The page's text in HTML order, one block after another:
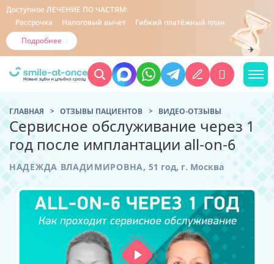
Доступное ЛЕЧЕНИЕ ПО ЧАСТЯМ:
Рассрочка
Налоговый вычет Гибкий платёжный план
Подробнее
ГЛАВНАЯ ОТЗЫВЫ ПАЦИЕНТОВ ВИДЕО-ОТЗЫВЫ
Сервисное обслуживание через 1
год после имплантации all-on-6
НАДЕЖДА ВЛАДИМИРОВНА, 51 год, г. Москва